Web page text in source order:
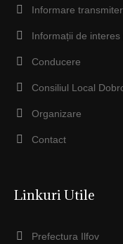
Informare
Informații de interes
Conducere
Consiliul Local
Organizare
Contact
Linkuri Utile
Prefectura Ilfov